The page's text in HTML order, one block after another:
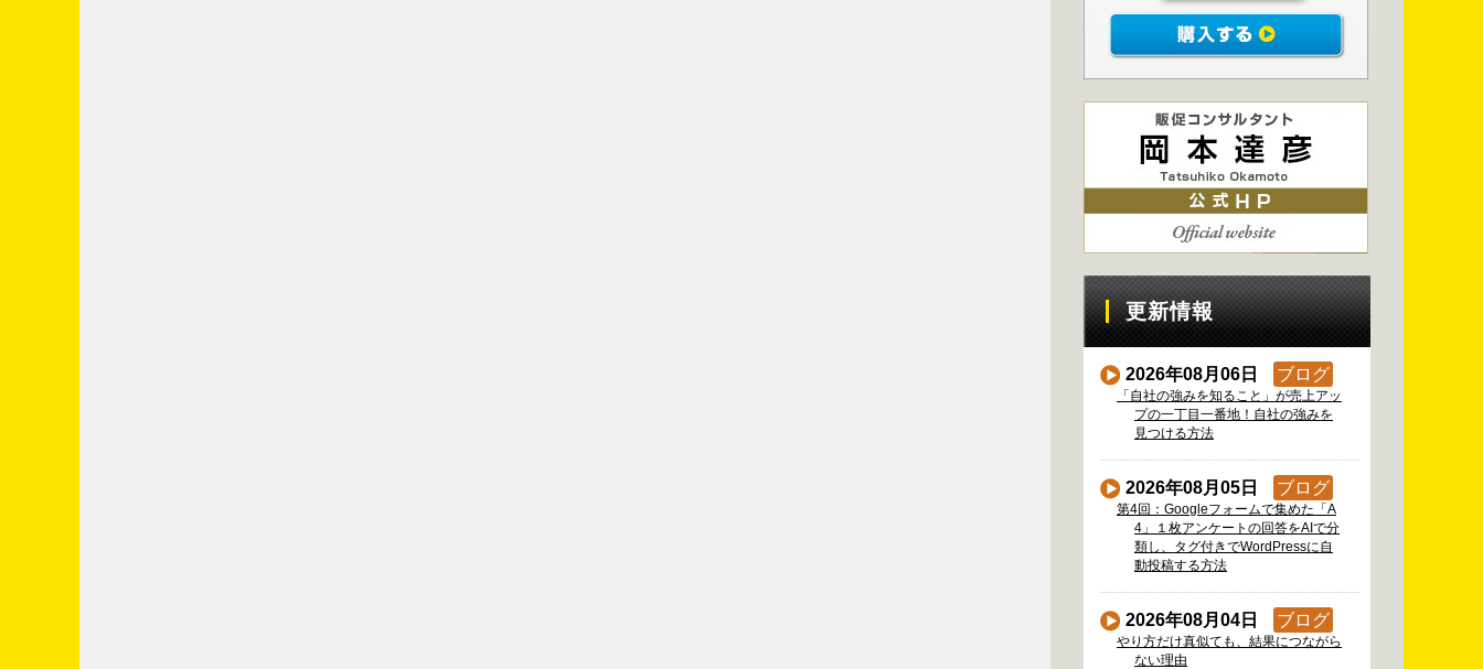
更新情報
2026年08月06日 ブログ
「自社の強みを知ること」が売上アッ
プの一丁目一番地！自社の強みを
見つける方法
2026年08月05日 ブログ
第4回：Googleフォームで集めた「A
4」１枚アンケートの回答をAIで分
類し、タグ付きでWordPressに自
動投稿する方法
2026年08月04日 ブログ
やり方だけ真似ても、結果につながら
ない理由